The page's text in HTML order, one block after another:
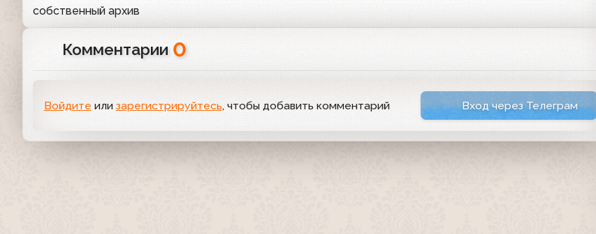
собственный архив
Комментарии 0
Войдите или зарегистрируйтесь, чтобы добавить комментарий Вход через Телеграм